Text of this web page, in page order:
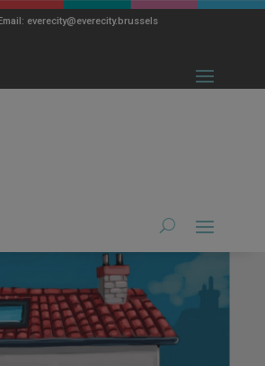
everecity@everecity.brussels
modal-check